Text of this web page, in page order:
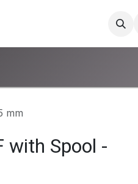
mm
with Spool -